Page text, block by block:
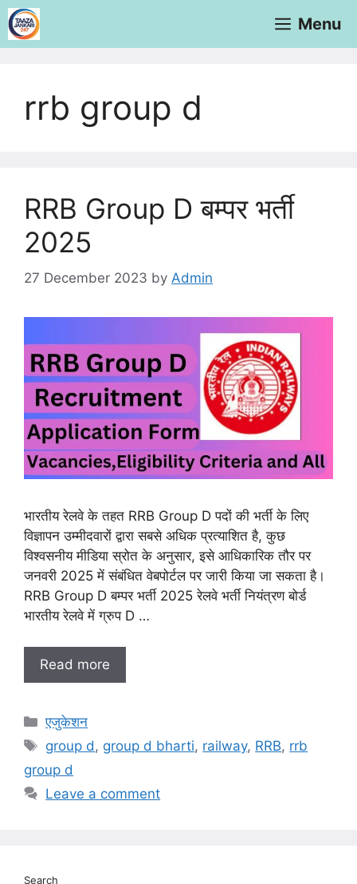
Menu
rrb group d
RRB Group D बम्पर भर्ती
2025
27 December 2023 by Admin
भारतीय रेलवे के तहत RRB Group D पदों की भर्ती के लिए
विज्ञापन उम्मीदवारों द्वारा सबसे अधिक प्रत्याशित है, कुछ
विश्वसनीय मीडिया स्रोत के अनुसार, इसे आधिकारिक तौर पर
जनवरी 2025 में संबंधित वेबपोर्टल पर जारी किया जा सकता है।
RRB Group D बम्पर भर्ती 2025 रेलवे भर्ती नियंत्रण बोर्ड
भारतीय रेलवे में ग्रुप D …
Read more
एजुकेशन
group d , group d bharti, railway, RRB, rrb
group d
Leave a comment
Search